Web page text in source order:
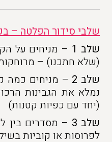
שלבי סידור הפלטה –
שלב 1
– מניחים על
(שלא חתכנו) –
שלב 2
– מניחים כמה
נמלא את הגבינות
(יחד עם כפיות קטנות)
שלב 3
– מסדרים בין
לפרוסות או קוביות